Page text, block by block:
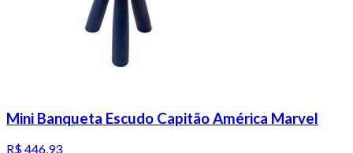
Mini Banqueta Escudo Capitão América Marvel
R$ 446,93